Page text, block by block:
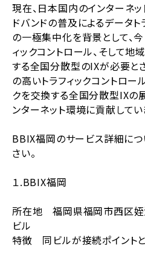
現在、日本国内のインターネ
ドバンドの普及によるデータ
の一極集中化を背景として、
ィックコントロール、そして地
する全国分散型のIXが必要と
の高いトラフィックコントロー
クを交換する全国分散型IXの
ンターネット環境に貢献してい
BBIX福岡のサービス詳細につ
さい。
１.BBIX福岡
所在地 福岡県福岡市西区
ビル
特徴 同ビルが接続ポイントと